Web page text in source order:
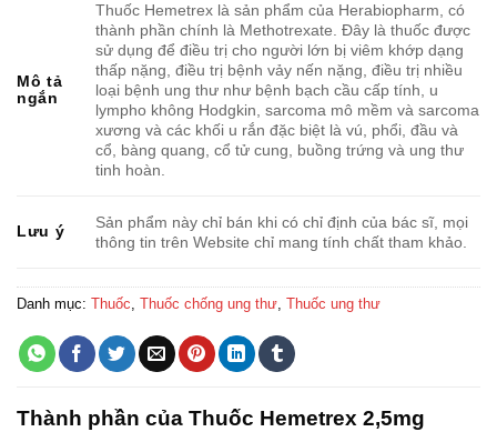
Mô tả
ngắn
Thuốc Hemetrex là sản phẩm của Herabiopharm, có
thành phần chính là Methotrexate. Đây là thuốc được
sử dụng để điều trị cho người lớn bị viêm khớp dạng
thấp nặng, điều trị bệnh vảy nến nặng, điều trị nhiều
loại bệnh ung thư như bệnh bạch cầu cấp tính, u
lympho không Hodgkin, sarcoma mô mềm và sarcoma
xương và các khối u rắn đặc biệt là vú, phổi, đầu và
cổ, bàng quang, cổ tử cung, buồng trứng và ung thư
tinh hoàn.
Lưu ý
Sản phẩm này chỉ bán khi có chỉ định của bác sĩ, mọi
thông tin trên Website chỉ mang tính chất tham khảo.
Danh mục: Thuốc, Thuốc chống ung thư, Thuốc ung thư
Thành phần của Thuốc Hemetrex 2,5mg